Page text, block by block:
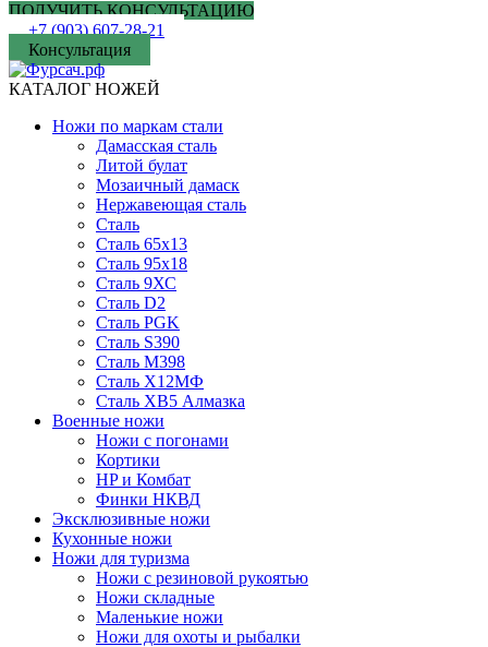
ПОЛУЧИТЬ КОНСУЛЬТАЦИЮ
+7 (903) 607-28-21
Консультация
КАТАЛОГ НОЖЕЙ
Ножи по маркам стали
Дамасская сталь
Литой булат
Мозаичный дамаск
Нержавеющая сталь
Сталь
Сталь 65х13
Сталь 95х18
Сталь 9ХС
Сталь D2
Сталь PGK
Сталь S390
Сталь M398
Сталь Х12МФ
Сталь ХВ5 Алмазка
Военные ножи
Ножи с погонами
Кортики
HP и Комбат
Финки НКВД
Эксклюзивные ножи
Кухонные ножи
Ножи для туризма
Ножи с резиновой рукоятью
Ножи складные
Маленькие ножи
Ножи для охоты и рыбалки